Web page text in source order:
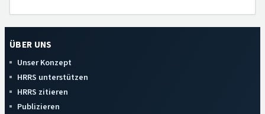
ÜBER UNS
Unser Konzept
HRRS unterstützen
HRRS zitieren
Publizieren